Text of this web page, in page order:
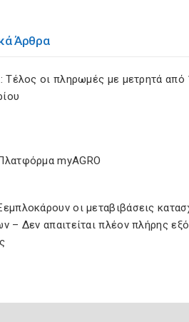
Άρθρα
Τέλος οι πληρωμές με μετρητά από
myAGRO
οι μεταβιβάσεις
– Δεν απαιτείται πλέον πλήρης